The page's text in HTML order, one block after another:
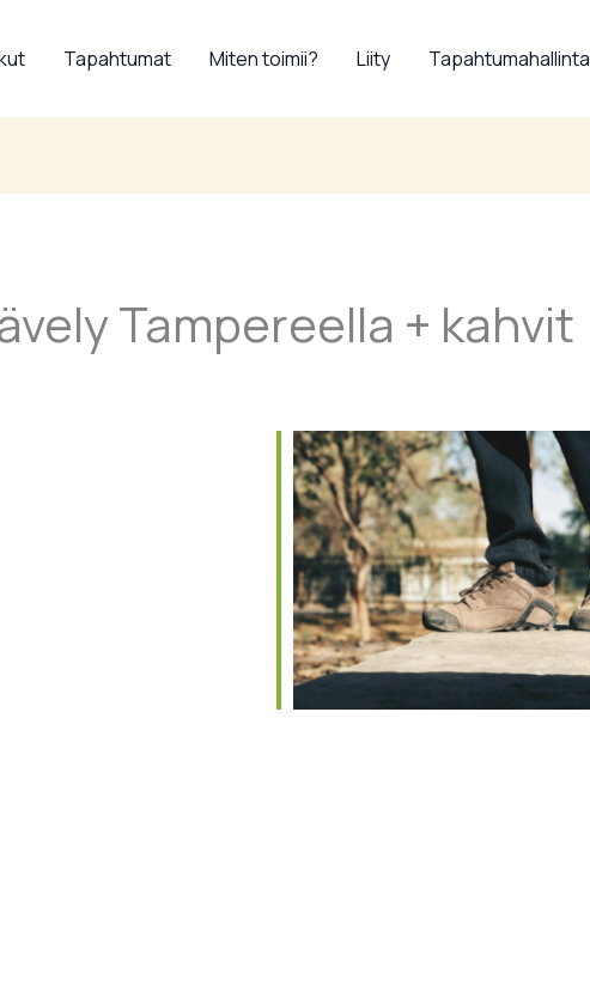
Tapahtumat Miten toimii? Liity Tapahtumahallinta
Tampereella + kahvit
Office 365